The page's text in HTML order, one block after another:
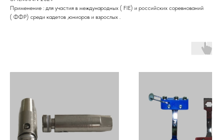
Применение : для участия в международных ( FIE) и российских соревнований
( ФФР) среди кадетов ,юниоров и взрослых .